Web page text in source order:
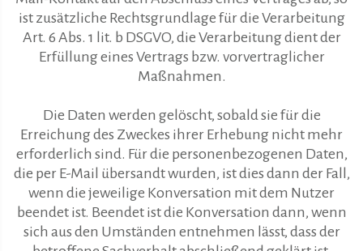
ist zusätzliche Rechtsgrundlage für die Verarbeitung
Art. 6 Abs. 1 lit. b DSGVO, die Verarbeitung dient der
Erfüllung eines Vertrags bzw. vorvertraglicher
Maßnahmen.
Die Daten werden gelöscht, sobald sie für die
Erreichung des Zweckes ihrer Erhebung nicht mehr
erforderlich sind. Für die personenbezogenen Daten,
die per E-Mail übersandt wurden, ist dies dann der Fall,
wenn die jeweilige Konversation mit dem Nutzer
beendet ist. Beendet ist die Konversation dann, wenn
sich aus den Umständen entnehmen lässt, dass der